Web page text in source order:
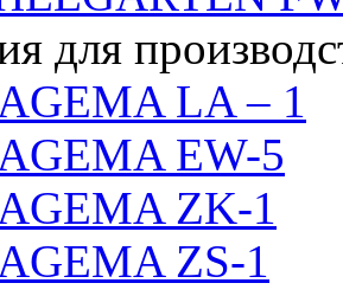
для
LA – 1
EW-5
ZK-1
ZS-1